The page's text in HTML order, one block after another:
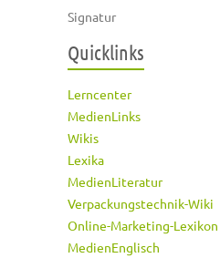
Signatur
Quicklinks
Lerncenter
MedienLinks
Wikis
Lexika
MedienLiteratur
Verpackungstechnik-Wiki
Online-Marketing-Lexikon
MedienEnglisch